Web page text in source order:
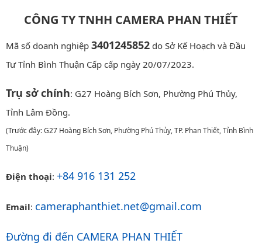
CÔNG TY TNHH CAMERA PHAN THIẾT
Mã số doanh nghiệp 3401245852 do Sở Kế Hoạch và Đầu
Tư Tỉnh Bình Thuận Cấp cấp ngày 20/07/2023.
Trụ sở chính: G27 Hoàng Bích Sơn, Phường Phú Thủy,
Tỉnh Lâm Đồng.
(Trước đây: G27 Hoàng Bích Sơn, Phường Phú Thủy, TP. Phan Thiết, Tỉnh Bình
Thuận)
Điện thoại: +84 916 131 252
Email: cameraphanthiet.net@gmail.com
Đường đi đến CAMERA PHAN THIẾT